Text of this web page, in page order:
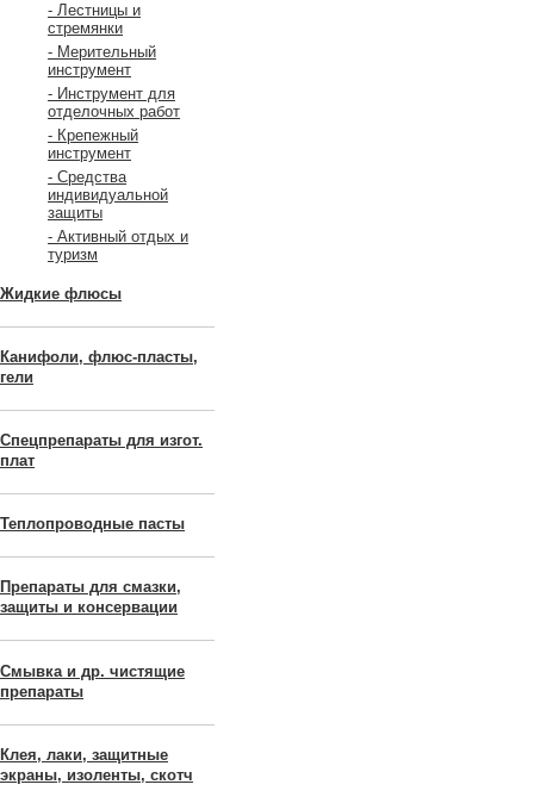
- Лестницы и
стремянки
- Мерительный
инструмент
- Инструмент для
отделочных работ
- Крепежный
инструмент
- Средства
индивидуальной
защиты
- Активный отдых и
туризм
Жидкие флюсы
Канифоли, флюс-пласты,
гели
Спецпрепараты для изгот.
плат
Теплопроводные пасты
Препараты для смазки,
защиты и консервации
Смывка и др. чистящие
препараты
Клея, лаки, защитные
экраны, изоленты, скотч